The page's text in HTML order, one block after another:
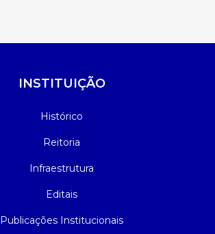
INSTITUIÇÃO
Histórico
Reitoria
Infraestrutura
Editais
Publicações Institucionais